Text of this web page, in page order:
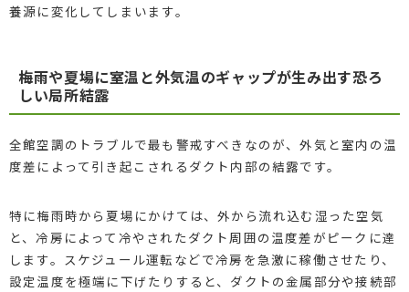
養源に変化してしまいます。
梅雨や夏場に室温と外気温のギャップが生み出す恐ろ
しい局所結露
全館空調のトラブルで最も警戒すべきなのが、外気と室内の温
度差によって引き起こされるダクト内部の結露です。
特に梅雨時から夏場にかけては、外から流れ込む湿った空気
と、冷房によって冷やされたダクト周囲の温度差がピークに達
します。スケジュール運転などで冷房を急激に稼働させたり、
設定温度を極端に下げたりすると、ダクトの金属部分や接続部